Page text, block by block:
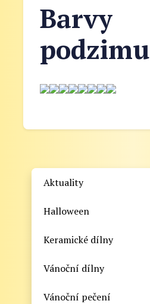
Barvy
podzimu
Aktuality
Halloween
Keramické dílny
Vánoční dílny
Vánoční pečení